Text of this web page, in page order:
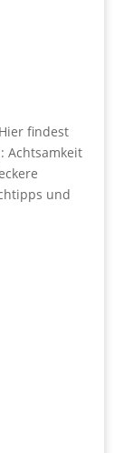
findest
Achtsamkeit
und